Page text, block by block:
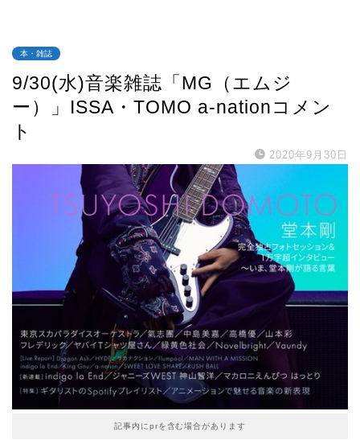
本・雑誌
9/30(水)音楽雑誌「MG（エムジ
ー）」ISSA・TOMO a-nationコメン
ト
2020年9月30日
記事内にprを含む場合があります